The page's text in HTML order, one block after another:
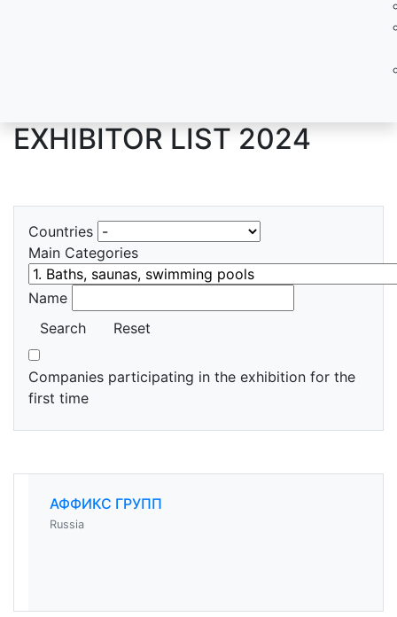
EXHIBITOR LIST 2024
Countries
Main Categories
Name
Search
Reset
Companies participating in the exhibition for the
first time
АФФИКС ГРУПП
Russia